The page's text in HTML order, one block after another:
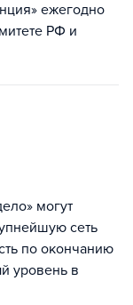
ежегодно
РФ и
могут
сеть
по окончанию
уровень в